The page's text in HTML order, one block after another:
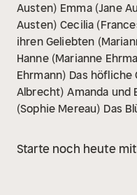
Austen) Emma (Jane
Austen) Cecilia
ihren Geliebten
Hanne (Marianne
Ehrmann) Das höfliche
Albrecht) Amanda und
(Sophie Mereau) Das
Wolzogen)
Das
Starte noch heute